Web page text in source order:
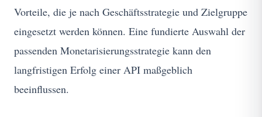
Vorteile, die je nach Geschäftsstrategie und Zielgruppe
eingesetzt werden können. Eine fundierte Auswahl der
passenden Monetarisierungsstrategie kann den
langfristigen Erfolg einer API maßgeblich
beeinflussen.